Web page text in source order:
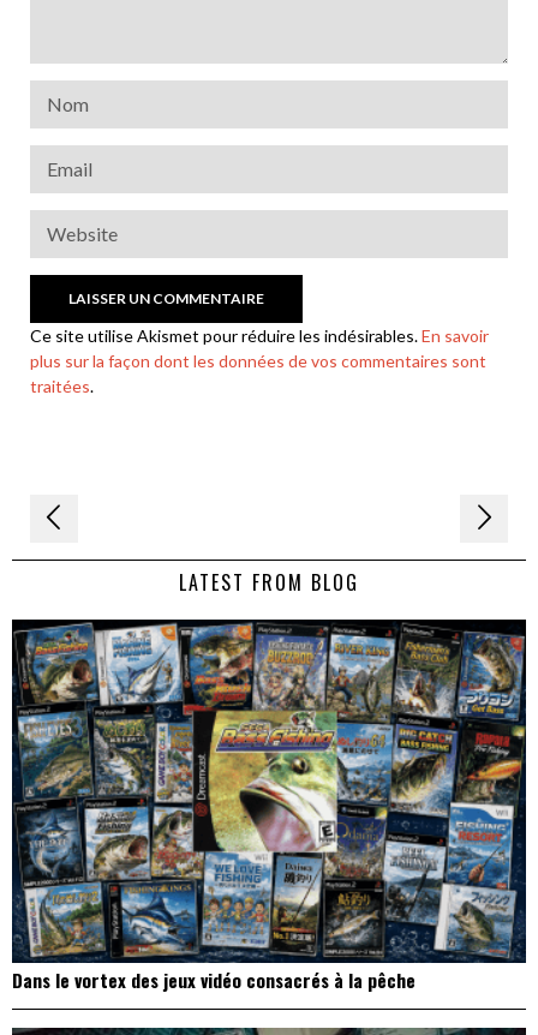
Ce site utilise Akismet pour réduire les indésirables.En savoir
plus sur la façon dont les données de vos commentaires sont
traitées.
Navigation
de LATEST FROM BLOG
Dans le vortex des jeux vidéo consacrés à la pêche